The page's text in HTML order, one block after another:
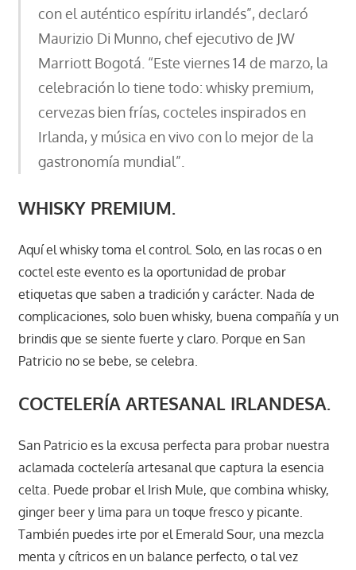
con el auténtico espíritu irlandés”, declaró
Maurizio Di Munno, chef ejecutivo de JW
Marriott Bogotá. “Este viernes 14 de marzo, la
celebración lo tiene todo: whisky premium,
cervezas bien frías, cocteles inspirados en
Irlanda, y música en vivo con lo mejor de la
gastronomía mundial”.
WHISKY PREMIUM.
Aquí el whisky toma el control. Solo, en las rocas o en
coctel este evento es la oportunidad de probar
etiquetas que saben a tradición y carácter. Nada de
complicaciones, solo buen whisky, buena compañía y un
brindis que se siente fuerte y claro. Porque en San
Patricio no se bebe, se celebra.
COCTELERÍA ARTESANAL IRLANDESA.
San Patricio es la excusa perfecta para probar nuestra
aclamada coctelería artesanal que captura la esencia
celta. Puede probar el Irish Mule, que combina whisky,
ginger beer y lima para un toque fresco y picante.
También puedes irte por el Emerald Sour, una mezcla
menta y cítricos en un balance perfecto, o tal vez